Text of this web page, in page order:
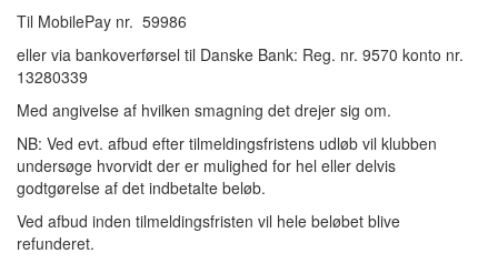
Til MobilePay nr. 59986
eller via bankoverførsel til Danske Bank: Reg. nr. 9570 konto nr.
13280339
Med angivelse af hvilken smagning det drejer sig om.
NB: Ved evt. afbud efter tilmeldingsfristens udløb vil klubben
undersøge hvorvidt der er mulighed for hel eller delvis
godtgørelse af det indbetalte beløb.
Ved afbud inden tilmeldingsfristen vil hele beløbet blive
refunderet.